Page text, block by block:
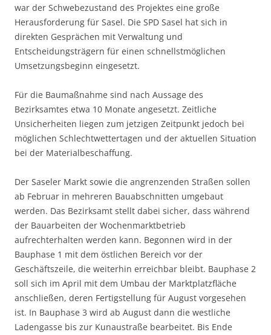
war der Schwebezustand des Projektes eine große
Herausforderung für Sasel. Die SPD Sasel hat sich in
direkten Gesprächen mit Verwaltung und
Entscheidungsträgern für einen schnellstmöglichen
Umsetzungsbeginn eingesetzt.
Für die Baumaßnahme sind nach Aussage des
Bezirksamtes etwa 10 Monate angesetzt. Zeitliche
Unsicherheiten liegen zum jetzigen Zeitpunkt jedoch bei
möglichen Schlechtwettertagen und der aktuellen Situation
bei der Materialbeschaffung.
Der Saseler Markt sowie die angrenzenden Straßen sollen
ab Februar in mehreren Bauabschnitten umgebaut
werden. Das Bezirksamt stellt dabei sicher, dass während
der Bauarbeiten der Wochenmarktbetrieb
aufrechterhalten werden kann. Begonnen wird in der
Bauphase 1 mit dem östlichen Bereich vor der
Geschäftszeile, die weiterhin erreichbar bleibt. Bauphase 2
soll sich im April mit dem Umbau der Marktplatzfläche
anschließen, deren Fertigstellung für August vorgesehen
ist. In Bauphase 3 wird ab August dann die westliche
Ladengasse bis zur Kunaustraße bearbeitet. Bis Ende